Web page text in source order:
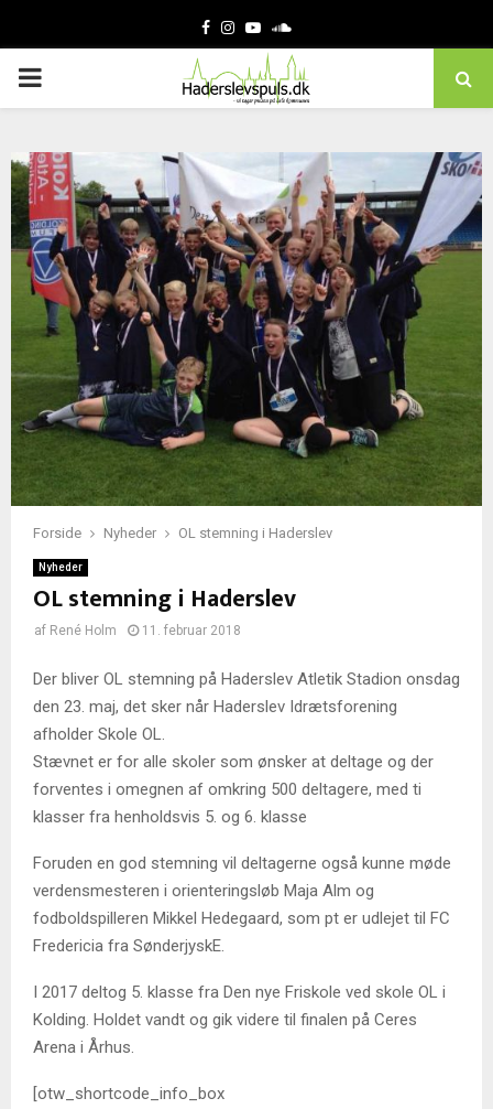
Facebook
Instagram
YoutubeSoundcloud
PRIMARY
Forside Nyheder OL stemning i Haderslev
Nyheder
OL stemning i Haderslev
af René Holm 11. februar 2018
Der bliver OL stemning på Haderslev Atletik Stadion onsdag
den 23. maj, det sker når Haderslev Idrætsforening
afholder Skole OL.
Stævnet er for alle skoler som ønsker at deltage og der
forventes i omegnen af omkring 500 deltagere, med ti
klasser fra henholdsvis 5. og 6. klasse
Foruden en god stemning vil deltagerne også kunne møde
verdensmesteren i orienteringsløb Maja Alm og
fodboldspilleren Mikkel Hedegaard, som pt er udlejet til FC
Fredericia fra SønderjyskE.
I 2017 deltog 5. klasse fra Den nye Friskole ved skole OL i
Kolding. Holdet vandt og gik videre til finalen på Ceres
Arena i Århus.
[otw_shortcode_info_box